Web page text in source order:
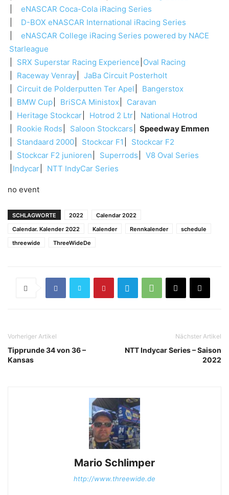
eNASCAR Coca-Cola iRacing Series
D-BOX eNASCAR International iRacing Series
eNASCAR College iRacing Series powered by NACE
Starleague
SRX Superstar Racing Experience Oval Racing
Raceway Venray
JaBa Circuit Posterholt
Circuit de Polderputten Ter Apel
Bangerstox
BMW Cup
BriSCA Ministox
Caravan
Heritage Stockcar
Hotrod 2 Ltr
National Hotrod
Rookie Rods
Saloon Stockcars
Speedway Emmen
Standaard 2000
Stockcar F1
Stockcar F2
Stockcar F2 junioren
Superrods
V8 Oval Series
Indycar
NTT IndyCar Series
no event
SCHLAGWORTE 2022
Calendar 2022
Calendar. Kalender 2022
Kalender Rennkalender
schedule
threewide
ThreeWideDe
Vorheriger Artikel
Tipprunde 34 von 36 –
Kansas
Nächster Artikel
NTT Indycar Series – Saison
2022
Mario Schlimper
http://www.threewide.de